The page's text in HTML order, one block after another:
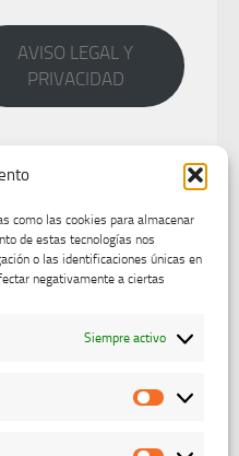
como las cookies para almacenar
de estas tecnologías nos
o las identificaciones únicas en
negativamente a ciertas
Siempre activo
AVISO LEGAL Y
PRIVACIDAD